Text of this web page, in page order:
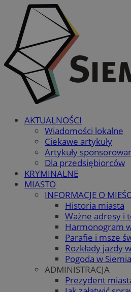
AKTUALNOŚCI
Wiadomości lokalne
Ciekawe artykuły
Artykuły
Dla przedsiębiorców
KRYMINALNE
MIASTO
INFORMACJE O
Historia miasta
Ważne adresy i
Harmonogram
Parafie i msze
Rozkłady jazdy
Pogoda w
ADMINISTRACJA
Prezydent